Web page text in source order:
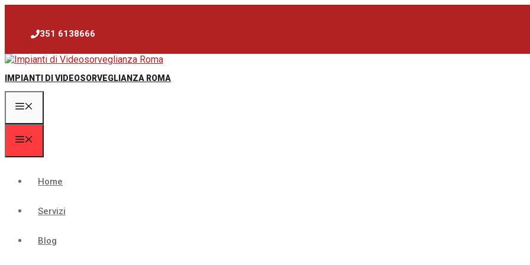
contenuto351 6138666
IMPIANTI DI VIDEOSORVEGLIANZA ROMA
Home
Servizi
Blog